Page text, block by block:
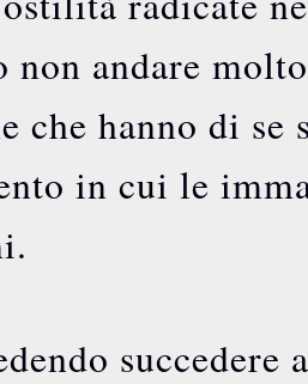
non andare
che hanno di se
in cui le
succedere